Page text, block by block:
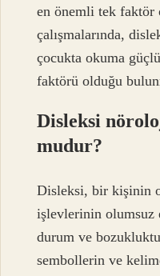
en önemli tek faktör
çalışmalarında,
çocukta okuma
faktörü olduğu
Disleksi
mudur?
Disleksi, bir kişinin
işlevlerinin
durum ve
sembollerin ve